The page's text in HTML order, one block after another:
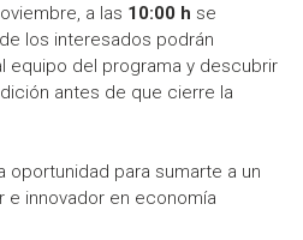
a las 10:00 h se
los interesados podrán
equipo del programa y descubrir
antes de que cierre la
oportunidad para sumarte a un
e innovador en economía